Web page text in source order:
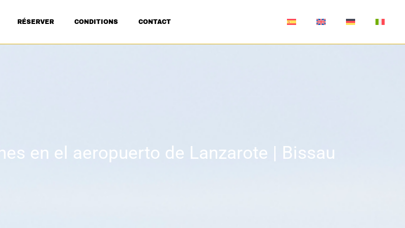
RÉSERVER CONDITIONS CONTACT
en el aeropuerto de Lanzarote | Bissau